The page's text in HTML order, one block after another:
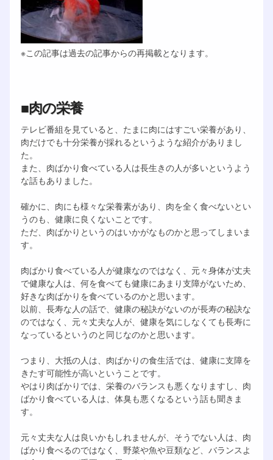
※この記事は過去の記事からの再掲載となります。
■肉の栄養
テレビ番組を見ていると、たまに肉にはすごい栄養があり、
肉だけでも十分栄養が採れるというような紹介がありまし
た。
また、肉ばかり食べている人は長生きの人が多いというよう
な話もありました。
確かに、肉にも様々な栄養素があり、肉を全く食べないとい
うのも、健康に良くないことです。
ただ、肉ばかりというのはいかがなものかと思ってしまいま
す。
肉ばかり食べている人が健康なのではなく、元々身体が丈夫
で健康な人は、何を食べても健康にあまり支障がないため、
好きな肉ばかりを食べているのかと思います。
以前、長寿な人の話で、健康の秘訣がないのが長寿の秘訣な
のではなく、元々丈夫な人が、健康を気にしなくても長寿に
なっているというのと同じなのかと思います。
つまり、大抵の人は、肉ばかりの食生活では、健康に支障を
きたす可能性が高いということです。
やはり肉ばかりでは、栄養のバランスも悪くなりますし、肉
ばかり食べている人は、体臭も悪くなるという話も聞きま
す。
元々丈夫な人は良いかもしれませんが、そうでない人は、肉
ばかり食べるのではなく、野菜や魚や豆類など、バランスよ